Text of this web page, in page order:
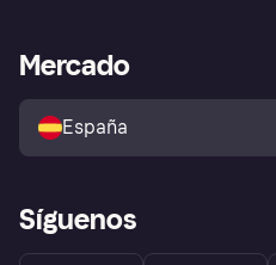
Directorio de tiendas
Política de protección al
comprador de Klarna
Reclamaciones
Acceso empresas
Mercado
España
Síguenos